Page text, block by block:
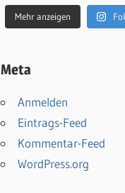
Mehr anzeigen
Meta
Anmelden
Eintrags-Feed
Kommentar-Feed
WordPress.org